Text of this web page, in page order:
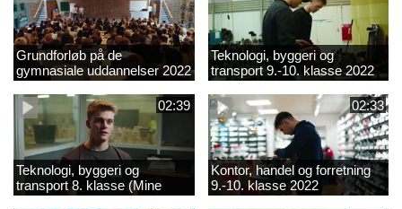
Grundforløb på de
gymnasiale uddannelser 2022
Teknologi, byggeri og
transport 9.-10. klasse 2022
02:39
Teknologi, byggeri og
transport 8. klasse (Mine
introkurser) 2022
02:33
Kontor, handel og forretning
9.-10. klasse 2022